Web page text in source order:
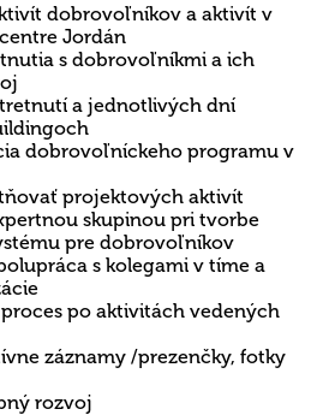
dobrovoľníkov a aktivít v
Jordán
s dobrovoľníkmi a ich
a jednotlivých dní
dobrovoľníckeho programu v
projektových aktivít
skupinou pri tvorbe
pre dobrovoľníkov
s kolegami v tíme a
po aktivitách vedených
záznamy /prezenčky, fotky
rozvoj